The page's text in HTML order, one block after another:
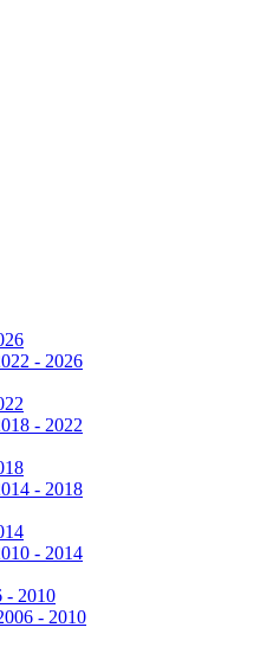
- 2026
- 2022
- 2018
- 2014
- 2010
- 2010